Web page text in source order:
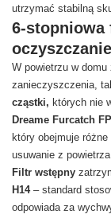
utrzymać stabilną
6-stopniowa
W powietrzu w
zanieczyszczenia,
cząstki, których nie
Dreame Furcatch
który obejmuje
usuwanie z
Filtr wstępny
H14– standard
odpowiada za